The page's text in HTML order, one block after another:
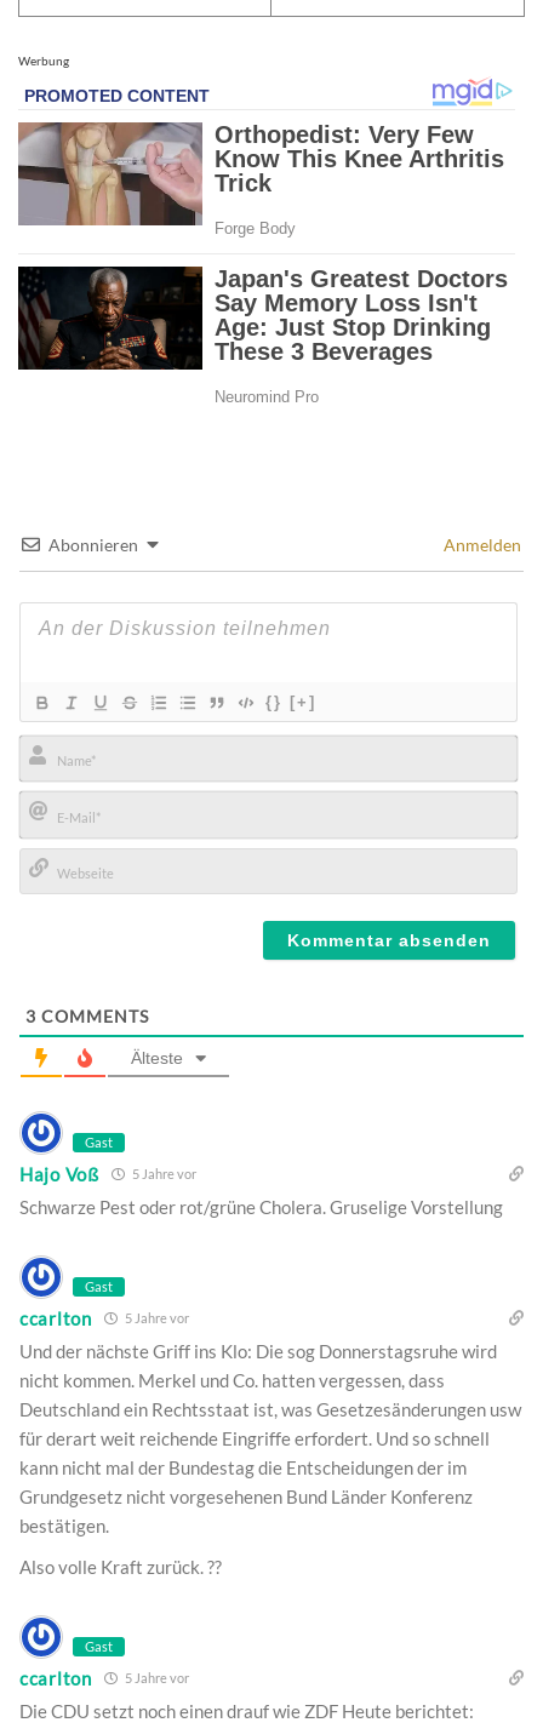
Werbung
Abonnieren Anmelden
{} [+]
Name*
E-
Mail*
3 COMMENTS
Älteste
Gast
Hajo Voß 5 Jahre vor
Schwarze Pest oder rot/grüne Cholera. Gruselige Vorstellung
Gast
ccarlton 5 Jahre vor
Und der nächste Griff ins Klo: Die sog Donnerstagsruhe wird
nicht kommen. Merkel und Co. hatten vergessen, dass
Deutschland ein Rechtsstaat ist, was Gesetzesänderungen usw
für derart weit reichende Eingriffe erfordert. Und so schnell
kann nicht mal der Bundestag die Entscheidungen der im
Grundgesetz nicht vorgesehenen Bund Länder Konferenz
bestätigen.
Also volle Kraft zurück. ??
Gast
ccarlton 5 Jahre vor
Die CDU setzt noch einen drauf wie ZDF Heute berichtet: